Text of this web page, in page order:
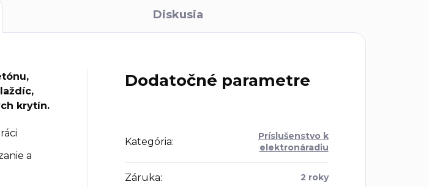
Diskusia
krytín.
a
Dodatočné parametre
Kategória:
Príslušenstvo k
elektronáradiu
Záruka: 2 roky